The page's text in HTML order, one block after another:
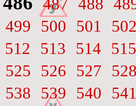
487 488
499 500 501
512 513 514
515
525 526 527
538 539 540